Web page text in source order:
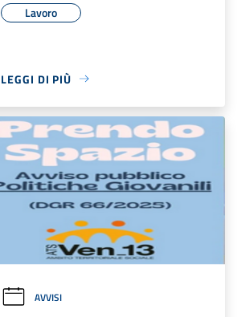
Lavoro
LEGGI DI PIÙ
AVVISI